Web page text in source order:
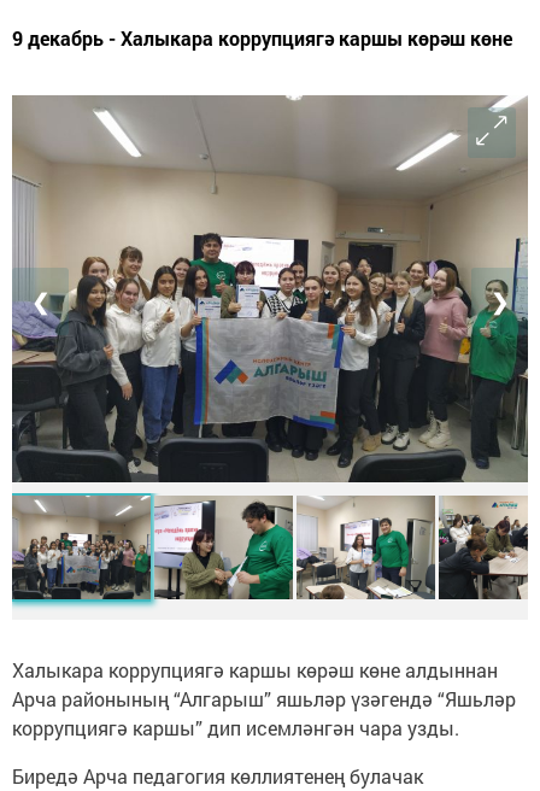
9 декабрь - Халыкара коррупциягә каршы көрәш көне
❮ ❯
Халыкара коррупциягә каршы көрәш көне алдыннан
Арча районының “Алгарыш” яшьләр үзәгендә “Яшьләр
коррупциягә каршы” дип исемләнгән чара узды.
Биредә Арча педагогия көллиятенең булачак